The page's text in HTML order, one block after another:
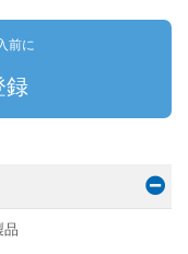
前に
録
品